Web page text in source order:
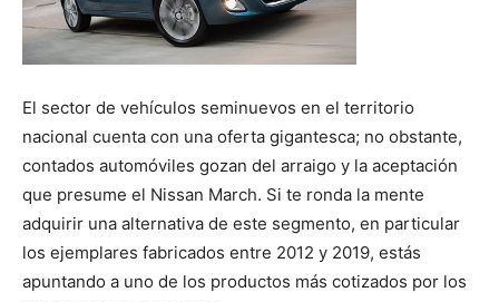
El sector de vehículos seminuevos en el territorio
nacional cuenta con una oferta gigantesca; no obstante,
contados automóviles gozan del arraigo y la aceptación
que presume el Nissan March. Si te ronda la mente
adquirir una alternativa de este segmento, en particular
los ejemplares fabricados entre 2012 y 2019, estás
apuntando a uno de los productos más cotizados por los